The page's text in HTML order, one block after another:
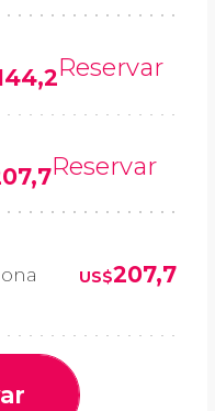
Reservar
Reservar
US$207,7